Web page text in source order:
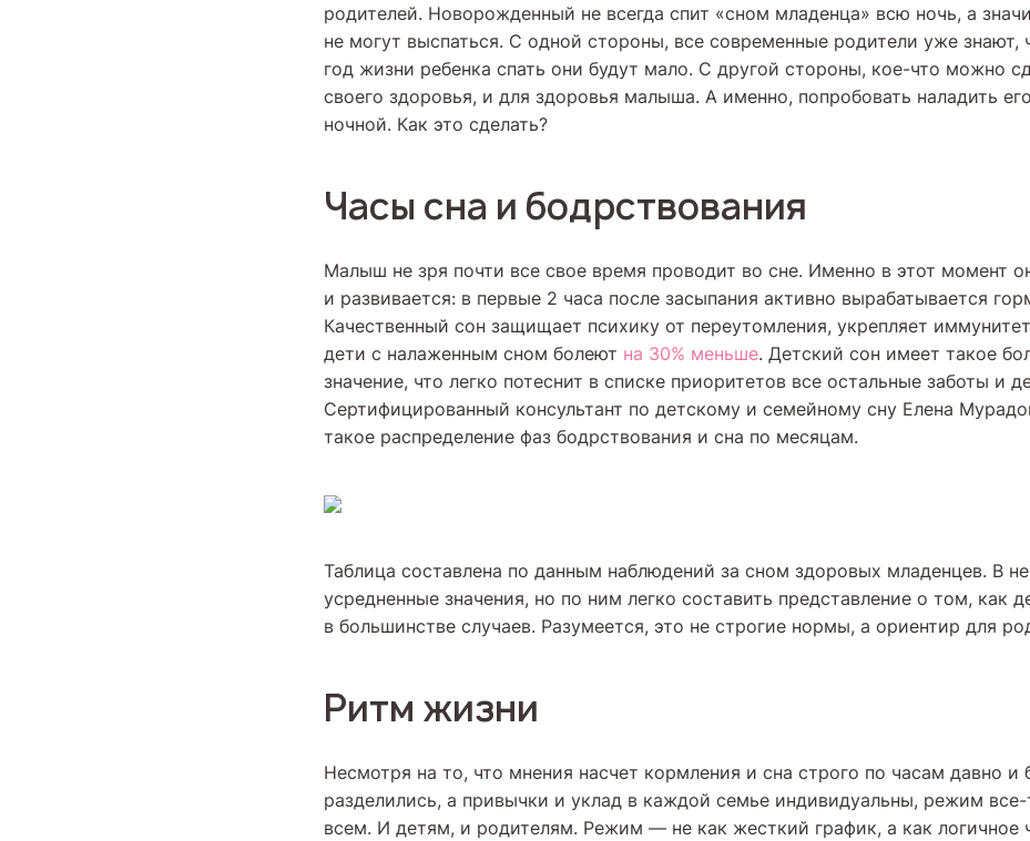
родителей. Новорожденный не всегда спит «сном младенца» всю ночь, а
не могут выспаться. С одной стороны, все современные родители уже знают,
год жизни ребенка спать они будут мало. С другой стороны, кое-что можно
своего здоровья, и для здоровья малыша. А именно, попробовать наладить
ночной. Как это сделать?
Часы сна и бодрствования
Малыш не зря почти все свое время проводит во сне. Именно в этот момент
и развивается: в первые 2 часа после засыпания активно вырабатывается
Качественный сон защищает психику от переутомления, укрепляет
дети с налаженным сном болеют на 30% меньше. Детский сон имеет такое
значение, что легко потеснит в списке приоритетов все остальные заботы и
Сертифицированный консультант по детскому и семейному сну Елена
такое распределение фаз бодрствования и сна по месяцам.
Таблица составлена по данным наблюдений за сном здоровых младенцев. В
усредненные значения, но по ним легко составить представление о том, как
в большинстве случаев. Разумеется, это не строгие нормы, а ориентир для
Ритм жизни
Несмотря на то, что мнения насчет кормления и сна строго по часам давно и
разделились, а привычки и уклад в каждой семье индивидуальны, режим все-
всем. И детям, и родителям. Режим — не как жесткий график, а как логичное